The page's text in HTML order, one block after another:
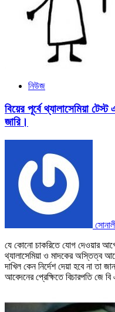
নিউজ
বিয়ের পূর্বে থ্যালাসেমিয়া
জারি।
যে কোনো চাকরিতে যোগ দেওয়ার
থ্যালাসেমিয়া ও মাদকের অস্তিত্ব
দাখিল কেন নির্দেশ দেয়া হবে না তা
আবেদনের প্রেক্ষিতে বিচারপতি জে